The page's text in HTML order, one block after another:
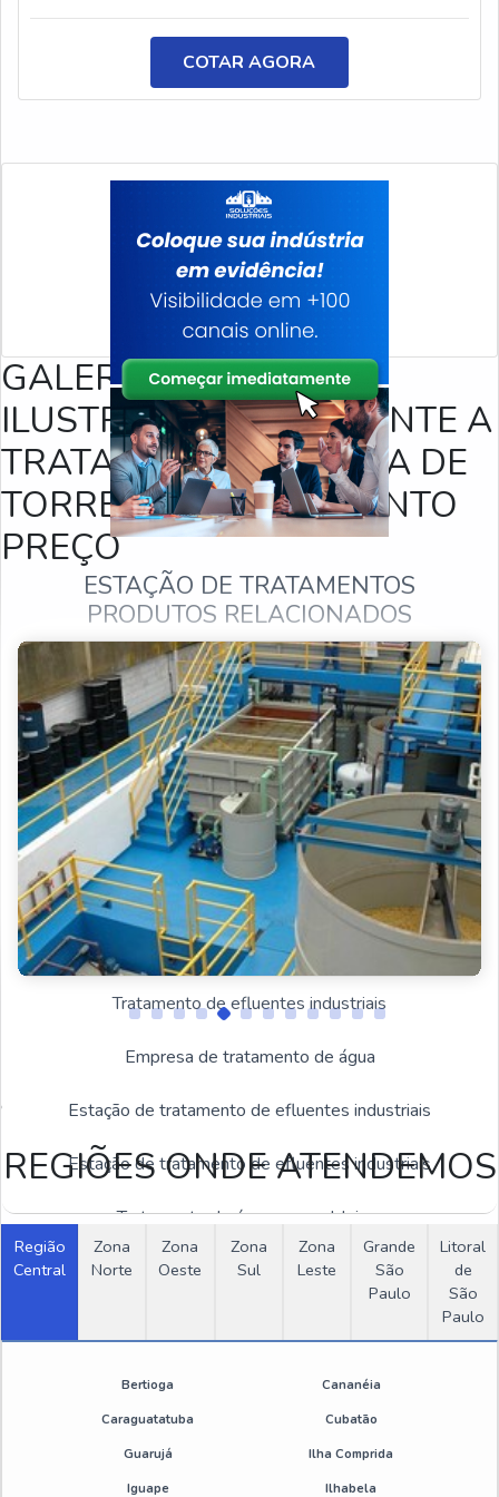
Por constituir uma nova fórmula, o produto permite que
os princípios ativos sejam processados e combinados de
modo único.INFORMAÇÕES SOBRE O PRODUTOO
desengripante possui uma fórmula poderosa, que
COTAR AGORA
ESTAÇÃO DE TRATAMENTOS
PRODUTOS RELACIONADOS
Tratamento de água e esgoto
Estação de tratamento
Estação de tratamento de efluentes
Sistema de tratamento de água
Estação de tratamento
Estação de tratamento de efluentes
Tratamento de efluentes industriais
Empresa de tratamento de água
Estação de tratamento de efluentes industriais
Estação de tratamento de efluentes industriais
Tratamento de água para caldeiras
Empresa de tratamento de efluentes
Inspeção vasos de pressão
Inspeção em caldeiras
Empresa de tratamento de efluentes industriais
OUTRAS CATEGORIAS
Produtos Químicos Industriais
GALERIA DE IMAGENS
ILUSTRATIVAS REFERENTE A
TRATAMENTO DE ÁGUA DE
TORRE DE RESFRIAMENTO
PREÇO
disponível livremente na internet
REGIÕES ONDE ATENDEMOS
Região
Central
Zona
Norte
Zona
Oeste
Zona
Sul
Zona
Leste
Grande
São
Paulo
Litoral
de
São
Paulo
Bertioga Cananéia
Caraguatatuba Cubatão
Guarujá Ilha Comprida
Iguape Ilhabela